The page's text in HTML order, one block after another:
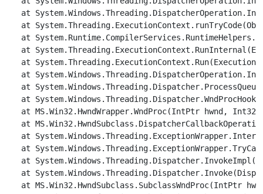
at
at
at
at
at
at
at
at
at MS.Win32.HwndWrapper.WndProc(IntPtr hwnd,
at
at
at
at
at
at MS.Win32.HwndSubclass.SubclassWndProc(IntPtr